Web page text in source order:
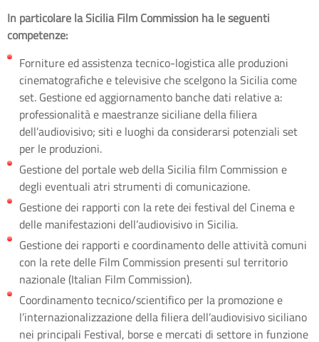
In particolare la Sicilia Film Commission ha le seguenti
competenze:
Forniture ed assistenza tecnico-logistica alle produzioni
cinematografiche e televisive che scelgono la Sicilia come
set. Gestione ed aggiornamento banche dati relative a:
professionalità e maestranze siciliane della filiera
dell’audiovisivo; siti e luoghi da considerarsi potenziali set
per le produzioni.
Gestione del portale web della Sicilia film Commission e
degli eventuali atri strumenti di comunicazione.
Gestione dei rapporti con la rete dei festival del Cinema e
delle manifestazioni dell’audiovisivo in Sicilia.
Gestione dei rapporti e coordinamento delle attività comuni
con la rete delle Film Commission presenti sul territorio
nazionale (Italian Film Commission).
Coordinamento tecnico/scientifico per la promozione e
l’internazionalizzazione della filiera dell’audiovisivo siciliano
nei principali Festival, borse e mercati di settore in funzione